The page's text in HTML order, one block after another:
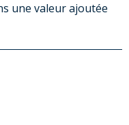
une valeur ajoutée